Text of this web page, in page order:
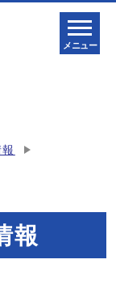
メニュー
報